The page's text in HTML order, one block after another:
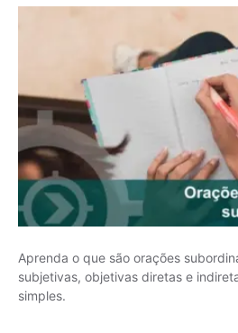
Aprenda o que são orações
subjetivas, objetivas diretas e
simples.